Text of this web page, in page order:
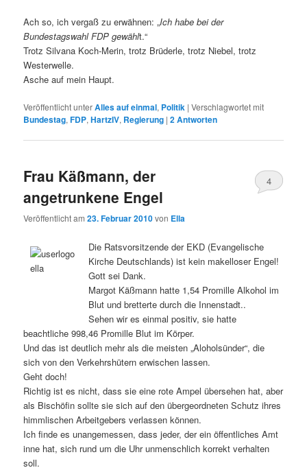
Ach so, ich vergaß zu erwähnen: „Ich habe bei der
Bundestagswahl FDP gewählt.“
Trotz Silvana Koch-Merin, trotz Brüderle, trotz Niebel, trotz
Westerwelle.
Asche auf mein Haupt.
Veröffentlicht unterAlles auf einmal, Politik |Verschlagwortet mit
Bundestag,FDP,HartzIV, Regierung |2Antworten
Frau Käßmann, der
angetrunkene Engel
Veröffentlicht am23. Februar 2010von Ella
4
Die Ratsvorsitzende der EKD (Evangelische
Kirche Deutschlands) ist kein makelloser Engel!
Gott sei Dank.
Margot Käßmann hatte 1,54 Promille Alkohol im
Blut und bretterte durch die Innenstadt..
Sehen wir es einmal positiv, sie hatte
beachtliche 998,46 Promille Blut im Körper.
Und das ist deutlich mehr als die meisten „Aloholsünder“, die
sich von den Verkehrshütern erwischen lassen.
Geht doch!
Richtig ist es nicht, dass sie eine rote Ampel übersehen hat, aber
als Bischöfin sollte sie sich auf den übergeordneten Schutz ihres
himmlischen Arbeitgebers verlassen können.
Ich finde es unangemessen, dass jeder, der ein öffentliches Amt
inne hat, sich rund um die Uhr unmenschlich korrekt verhalten
soll.